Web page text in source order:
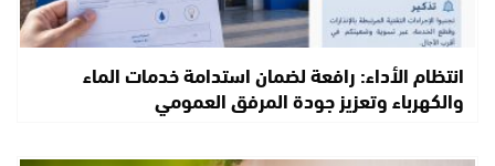
انتظام الأداء: رافعة لضمان استدامة خدمات الماء
والكهرباء وتعزيز جودة المرفق العمومي